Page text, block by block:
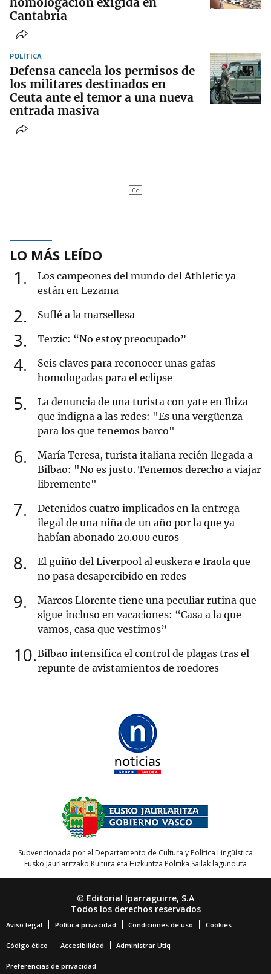
Cantabria
POLÍTICA
Defensa cancela los permisos de
los militares destinados en
Ceuta ante el temor a una nueva
entrada masiva
LO MÁS LEÍDO
1
Los campeones del mundo del Athletic ya
están en Lezama
2 Suflé a la marsellesa
3 Terzic: “No estoy preocupado”
4
Seis claves para reconocer unas gafas
homologadas para el eclipse
5
La denuncia de una turista con yate en Ibiza
que indigna a las redes: "Es una vergüenza
para los que tenemos barco"
6
María Teresa, turista italiana recién llegada a
Bilbao: "No es justo. Tenemos derecho a viajar
libremente"
7
Detenidos cuatro implicados en la entrega
ilegal de una niña de un año por la que ya
habían abonado 20.000 euros
8
El guiño del Liverpool al euskera e Iraola que
no pasa desapercibido en redes
9
Marcos Llorente tiene una peculiar rutina que
sigue incluso en vacaciones: “Casa a la que
vamos, casa que vestimos”
10 Bilbao intensifica el control de plagas tras el
repunte de avistamientos de roedores
Subvencionada por el Departamento de Cultura y Política Lingüística
Eusko Jaurlaritzako Kultura eta Hizkuntza Politika Sailak lagunduta
© Editorial Iparraguirre, S.A
Todos los derechos reservados
Aviso legal Política privacidad Condiciones de uso Cookies
Código ético Accesibilidad Administrar Utiq
Preferencias de privacidad